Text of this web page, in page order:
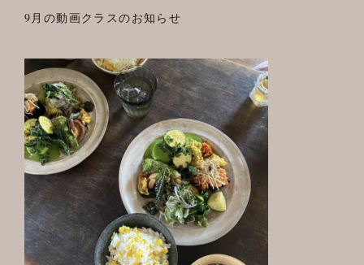
9月の動画クラスのお知らせ